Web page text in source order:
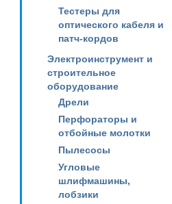
Тестеры для
оптического кабеля и
патч-кордов
Электроинструмент и
строительное
оборудование
Дрели
Перфораторы и
отбойные молотки
Пылесосы
Угловые
шлифмашины,
лобзики